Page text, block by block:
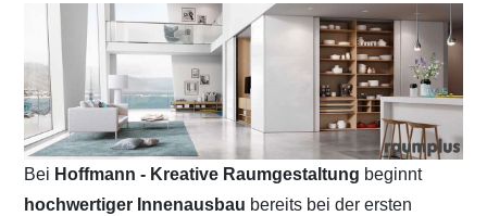
Bei Hoffmann - Kreative Raumgestaltung beginnt
hochwertiger Innenausbau bereits bei der ersten